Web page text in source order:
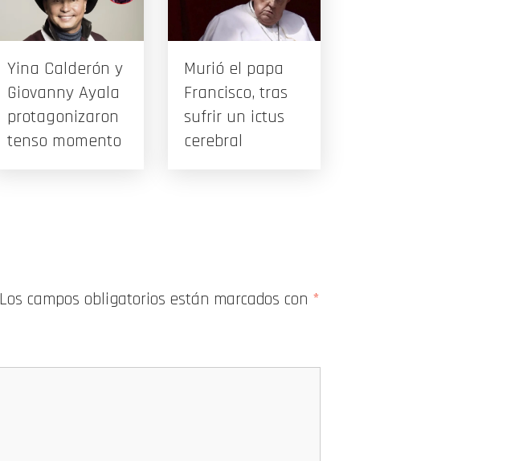
Yina Calderón y
Giovanny Ayala
protagonizaron
tenso momento
Murió el papa
Francisco, tras
sufrir un ictus
cerebral
Los campos obligatorios están marcados con *